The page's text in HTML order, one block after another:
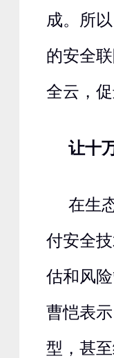
成。所
的安全
全云，
让十
在生
付安全
估和风
曹恺表
型，甚